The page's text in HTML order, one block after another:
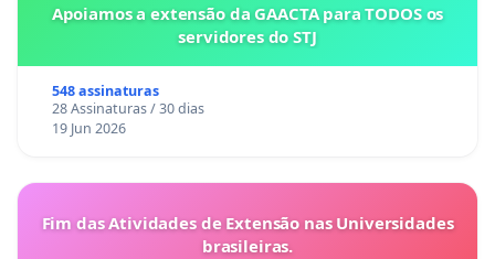
Apoiamos a extensão da GAACTA para TODOS os
servidores do STJ
548 assinaturas
28 Assinaturas / 30 dias
19 Jun 2026
Fim das Atividades de Extensão nas Universidades
brasileiras.